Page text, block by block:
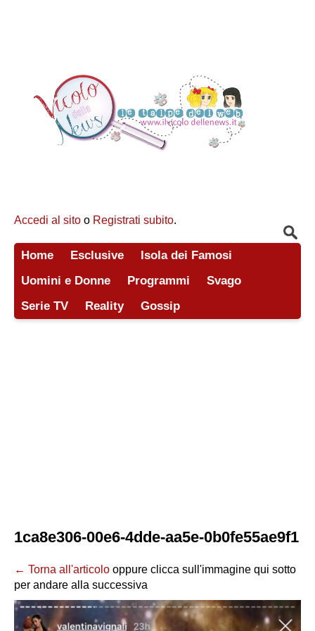
Accedi al sito o Registrati subito.
Home Esclusive
Isola dei Famosi
Uomini e Donne
Programmi
Svago
Serie TV
Reality Gossip
1ca8e306-00e6-4dde-aa5e-0b0fe55ae9f1
← Torna all'articolo oppure clicca sull'immagine qui sotto
per andare alla successiva